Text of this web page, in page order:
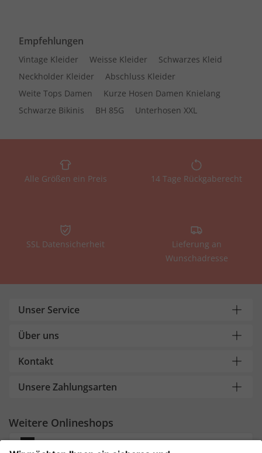
Empfehlungen
Vintage Kleider Weisse Kleider
Schwarzes Kleid
Neckholder Kleider
Abschluss Kleider
Weite Tops Damen
Kurze Hosen Damen Knielang
Schwarze Bikinis
BH 85G Unterhosen XXL
Alle Größen ein Preis 14 Tage Rückgaberecht
SSL Datensicherheit
Lieferung an
Wunschadresse
Unser Service
Über uns
Kontakt
Unsere Zahlungsarten
Weitere Onlineshops
Deutschland